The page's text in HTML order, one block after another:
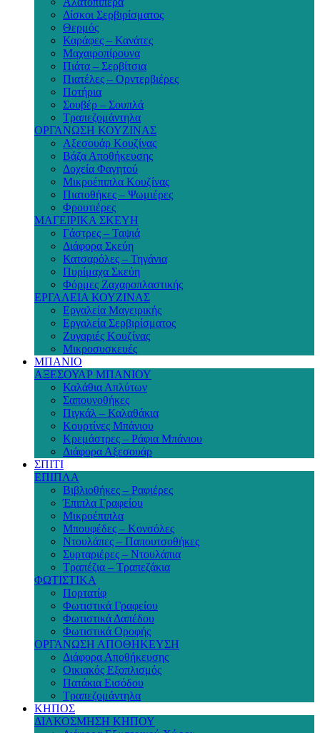
Δίσκοι Σερβιρίσματος
Θερμός
Καράφες – Κανάτες
Μαχαιροπίρουνα
Πιάτα – Σερβίτσια
Πιατέλες – Ορντερβιέρες
Ποτήρια
Σουβέρ – Σουπλά
Τραπεζομάντηλα
ΟΡΓΑΝΩΣΗ ΚΟΥΖΙΝΑΣ
Αξεσουάρ Κουζίνας
Βάζα Αποθήκευσης
Δοχεία Φαγητού
Μικροέπιπλα Κουζίνας
Πιατοθήκες – Ψωμιέρες
Φρουτιέρες
ΜΑΓΕΙΡΙΚΑ ΣΚΕΥΗ
Γάστρες – Ταψιά
Διάφορα Σκεύη
Κατσαρόλες – Τηγάνια
Πυρίμαχα Σκεύη
Φόρμες Ζαχαροπλαστικής
ΕΡΓΑΛΕΙΑ ΚΟΥΖΙΝΑΣ
Εργαλεία Μαγειρικής
Εργαλεία Σερβιρίσματος
Ζυγαριές Κουζίνας
Μικροσυσκευές
ΜΠΑΝΙΟ
ΑΞΕΣΟΥΑΡ ΜΠΑΝΙΟΥ
Καλάθια Απλύτων
Σαπουνοθήκες
Πιγκάλ – Καλαθάκια
Κουρτίνες Μπάνιου
Κρεμάστρες – Ράφια Μπάνιου
Διάφορα Αξεσουάρ
ΣΠΙΤΙ
ΕΠΙΠΛΑ
Βιβλιοθήκες – Ραφιέρες
Έπιπλα Γραφείου
Μικροέπιπλα
Μπουφέδες – Κονσόλες
Ντουλάπες – Παπουτσοθήκες
Συρταριέρες – Ντουλάπια
Τραπέζια – Τραπεζάκια
ΦΩΤΙΣΤΙΚΑ
Πορτατίφ
Φωτιστικά Γραφείου
Φωτιστικά Δαπέδου
Φωτιστικά Οροφής
ΟΡΓΑΝΩΣΗ ΑΠΟΘΗΚΕΥΣΗ
Διάφορα Αποθήκευσης
Οικιακός Εξοπλισμός
Πατάκια Εισόδου
Τραπεζομάντηλα
ΚΗΠΟΣ
ΔΙΑΚΟΣΜΗΣΗ ΚΗΠΟΥ